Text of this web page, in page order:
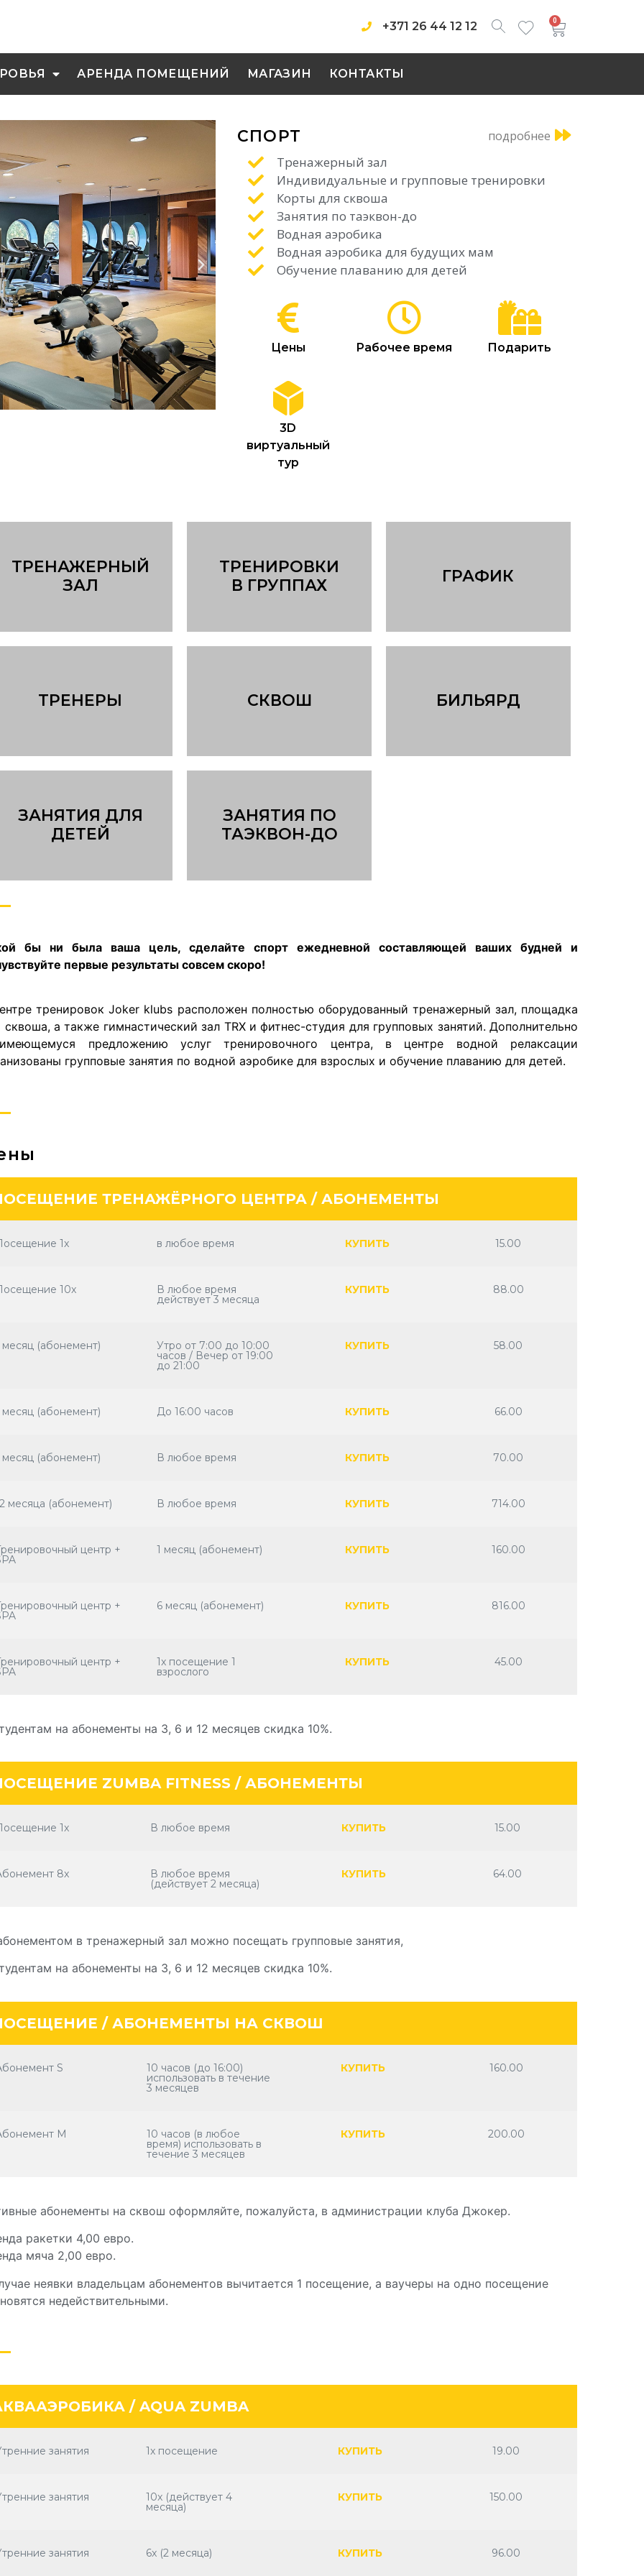
+371 26 44 12 12 0
АРЕНДА ПОМЕЩЕНИЙ МАГАЗИН КОНТАКТЫ
СПОРТ подробнее
Tренажерный зал
Индивидуальные и групповые тренировки
Корты для сквоша
Занятия по таэквон-до
Водная аэробика
Водная аэробика для будущих мам
Обучение плаванию для детей
Цены
3D
виртуальный
тур
Рабочее время Подарить
TРЕНАЖЕРНЫЙ
ЗАЛ
ТРЕНИРОВКИ
В ГРУППАХ
ГРАФИК
ТРЕНЕРЫ СКВОШ БИЛЬЯРД
ЗАНЯТИЯ ДЛЯ
ДЕТЕЙ
ЗАНЯТИЯ ПО
ТАЭКВОН-ДО
бы ни была ваша цель, сделайте спорт ежедневной составляющей ваших будней и
первые результаты совсем скоро!
тренировок Joker klubs расположен полностью оборудованный тренажерный зал, площадка
сквоша, а также гимнастический зал TRX и фитнес-студия для групповых занятий. Дополнительно
предложению услуг тренировочного центра, в центре водной релаксации
групповые занятия по водной аэробике для взрослых и обучение плаванию для детей.
ТРЕНАЖЁРНОГО ЦЕНТРА / АБОНЕМЕНТЫ
1x в любое время КУПИТЬ 15.00
10x В любое время
действует 3 месяца
КУПИТЬ 88.00
месяц (aбонемент) Утро oт 7:00 до 10:00
часов / Вечер oт 19:00
до 21:00
КУПИТЬ 58.00
месяц (aбонемент) До 16:00 часов КУПИТЬ 66.00
месяц (aбонемент) В любое время КУПИТЬ 70.00
месяца (aбонемент) В любое время КУПИТЬ 714.00
центр + 1 месяц (aбонемент) КУПИТЬ 160.00
центр + 6 месяц (aбонемент) КУПИТЬ 816.00
центр + 1x посещение 1
взрослого
КУПИТЬ 45.00
на абонементы на 3, 6 и 12 месяцев скидка 10%.
ZUMBA FITNESS / АБОНЕМЕНТЫ
1x В любое время КУПИТЬ 15.00
8x В любое время
(действует 2 месяца)
КУПИТЬ 64.00
в тренажерный зал можно посещать групповые занятия,
на абонементы на 3, 6 и 12 месяцев скидка 10%.
/ АБОНЕМЕНТЫ НА СКВОШ
S 10 часов (до 16:00)
использовать в течение
3 месяцев
КУПИТЬ 160.00
M 10 часов (в любое
время) использовать в
течение 3 месяцев
КУПИТЬ 200.00
абонементы на сквош оформляйте, пожалуйста, в администрации клуба Джокер.
ракетки 4,00 евро.
мяча 2,00 евро.
неявки владельцам абонементов вычитается 1 посещение, а ваучеры на одно посещение
недействительными.
/ AQUA ZUMBA
занятия 1x посещение КУПИТЬ 19.00
занятия 10x (действует 4
месяца)
КУПИТЬ 150.00
занятия 6x (2 месяца) КУПИТЬ 96.00